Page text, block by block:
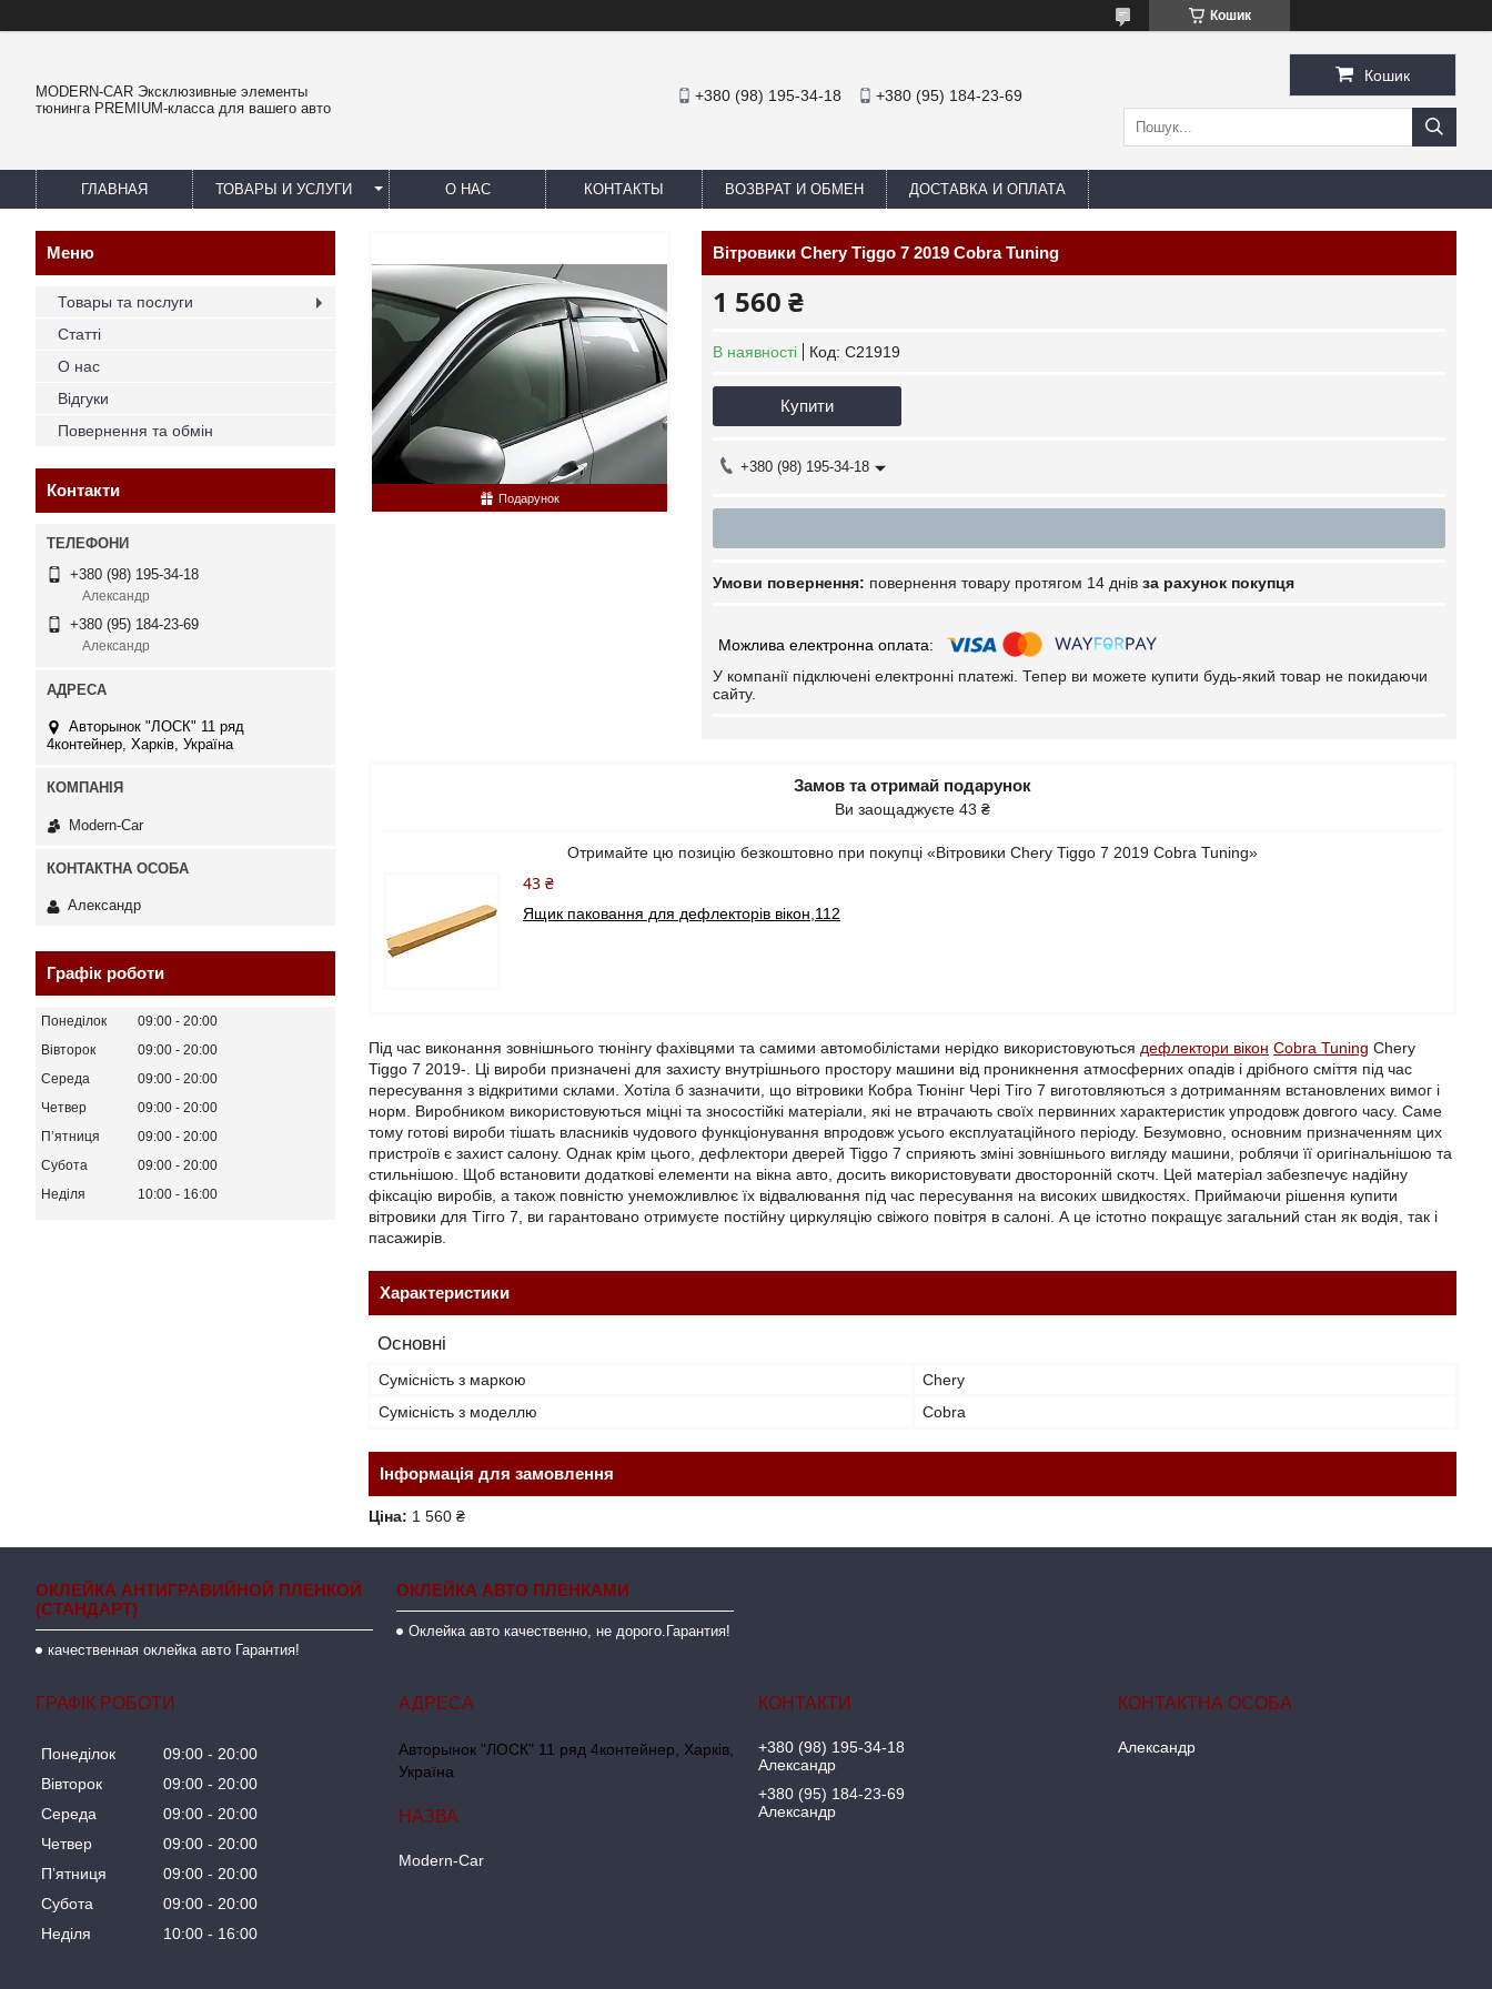
Кошик
MODERN-CAR Эксклюзивные элементы
тюнинга PREMIUM-класса для вашего авто
+380 (98) 195-34-18 +380 (95) 184-23-69
Кошик
ГЛАВНАЯ ТОВАРЫ И УСЛУГИ О НАС КОНТАКТЫ ВОЗВРАТ И ОБМЕН ДОСТАВКА И ОПЛАТА
Подарунок
Вітровики Chery Tiggo 7 2019 Cobra Tuning
1 560 ₴
В наявності Код: C21919
Купити
+380 (98) 195-34-18
повернення товару протягом 14 днів за рахунок покупця
У компанії підключені електронні платежі. Тепер ви можете купити будь-який товар не покидаючи
сайту.
Замов та отримай подарунок
Ви заощаджуєте 43 ₴
Отримайте цю позицію безкоштовно при покупці «Вітровики Chery Tiggo 7 2019 Cobra Tuning»
43 ₴
Ящик паковання для дефлекторів вікон,112
Під час виконання зовнішнього тюнінгу фахівцями та самими автомобілістами нерідко використовуються дефлектори вікон Cobra Tuning Chery
Tiggo 7 2019-. Ці вироби призначені для захисту внутрішнього простору машини від проникнення атмосферних опадів і дрібного сміття під час
пересування з відкритими склами. Хотіла б зазначити, що вітровики Кобра Тюнінг Чері Тіго 7 виготовляються з дотриманням встановлених вимог і
норм. Виробником використовуються міцні та зносостійкі матеріали, які не втрачають своїх первинних характеристик упродовж довгого часу. Саме
тому готові вироби тішать власників чудового функціонування впродовж усього експлуатаційного періоду. Безумовно, основним призначенням цих
пристроїв є захист салону. Однак крім цього, дефлектори дверей Tiggo 7 сприяють зміні зовнішнього вигляду машини, роблячи її оригінальнішою та
стильнішою. Щоб встановити додаткові елементи на вікна авто, досить використовувати двосторонній скотч. Цей матеріал забезпечує надійну
фіксацію виробів, а також повністю унеможливлює їх відвалювання під час пересування на високих швидкостях. Приймаючи рішення купити
вітровики для Тігго 7, ви гарантовано отримуєте постійну циркуляцію свіжого повітря в салоні. А це істотно покращує загальний стан як водія, так і
пасажирів.
Характеристики
Основні
Сумісність з маркою
Chery
Сумісність з моделлю
Cobra
Інформація для замовлення
Ціна: 1 560 ₴
Товары та послуги
Статті
О нас
Відгуки
Повернення та обмін
Контакти
+380 (98) 195-34-18
Александр
+380 (95) 184-23-69
Александр
Авторынок "ЛОСК" 11 ряд
4контейнер, Харків, Україна
Modern-Car
Александр
Графік роботи
Понеділок 09:00
20:00
Вівторок
09:00
20:00
Середа
09:00
20:00
Четвер
09:00
20:00
Пʼятниця
09:00
20:00
Субота
09:00
20:00
Неділя
10:00 16:00
ОКЛЕЙКА АНТИГРАВИЙНОЙ ПЛЕНКОЙ
(СТАНДАРТ)
качественная оклейка авто Гарантия!
ОКЛЕЙКА АВТО ПЛЕНКАМИ
Оклейка авто качественно, не дорого.Гарантия!
ГРАФІК РОБОТИ
Понеділок 09:00
20:00
Вівторок
09:00
20:00
Середа
09:00
20:00
Четвер
09:00
20:00
Пʼятниця
09:00
20:00
Субота
09:00
20:00
Неділя
10:00 16:00
Авторынок "ЛОСК" 11 ряд 4контейнер, Харків,
Україна
Modern-Car
+380 (98) 195-34-18
Александр
+380 (95) 184-23-69
Александр
Александр